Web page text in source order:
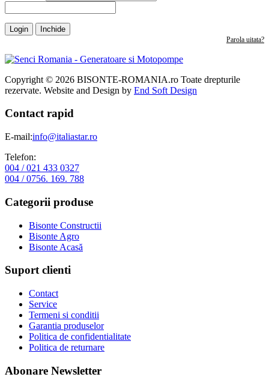
Login Inchide
Parola uitata?
Copyright © 2026 BISONTE-ROMANIA.ro Toate drepturile
rezervate. Website and Design by End Soft Design
Contact rapid
E-mail:info@italiastar.ro
Telefon:
004 / 021 433 0327
004 / 0756. 169. 788
Categorii produse
Bisonte Constructii
Bisonte Agro
Bisonte Acasă
Suport clienti
Contact
Service
Termeni si conditii
Garantia produselor
Politica de confidentialitate
Politica de returnare
Abonare Newsletter